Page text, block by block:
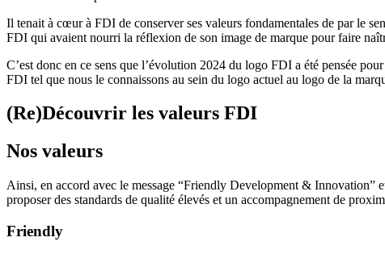
Il tenait à cœur à FDI de conserver ses valeurs fondamentales de par le
FDI qui avaient nourri la réflexion de son image de marque pour faire
C’est donc en ce sens que l’évolution 2024 du logo FDI a été pensée
FDI tel que nous le connaissons au sein du logo actuel au logo de la
(Re)Découvrir les valeurs FDI
Nos valeurs
Ainsi, en accord avec le message “Friendly Development & Innovation”
proposer des standards de qualité élevés et un accompagnement de
Friendly